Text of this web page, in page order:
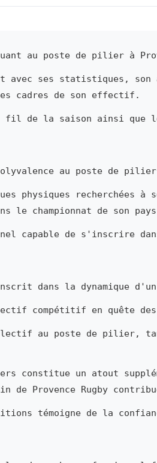
au poste de pilier à
avec ses statistiques,
cadres de son effectif.
de la saison ainsi que
au poste de pilier
physiques recherchées
le championnat de son
capable de s'inscrire
dans la dynamique
compétitif en quête
au poste de pilier,
constitue un atout
de Provence Rugby
témoigne de la